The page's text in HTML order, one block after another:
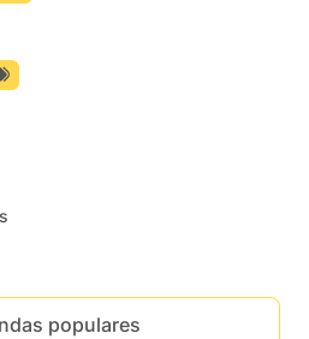
populares